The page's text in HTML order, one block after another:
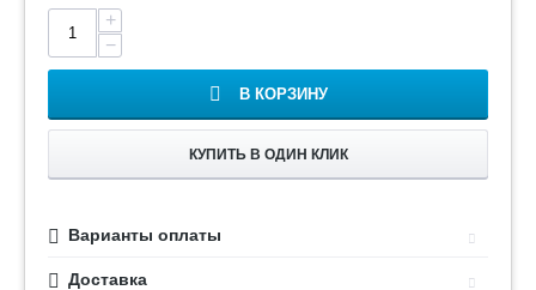
+
−
В КОРЗИНУ
КУПИТЬ В ОДИН КЛИК
Варианты оплаты
Доставка